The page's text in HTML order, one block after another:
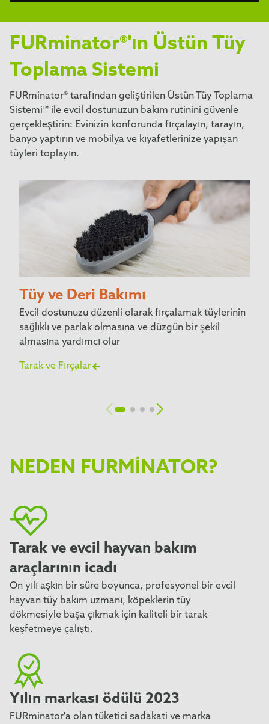
FURminator®'ın Üstün Tüy
Toplama Sistemi
FURminator® tarafından geliştirilen Üstün Tüy Toplama
Sistemi™ ile evcil dostunuzun bakım rutinini güvenle
gerçekleştirin: Evinizin konforunda fırçalayın, tarayın,
banyo yaptırın ve mobilya ve kıyafetlerinize yapışan
tüyleri toplayın.
Tüy ve Deri Bakımı
Evcil dostunuzu düzenli olarak fırçalamak tüylerinin
sağlıklı ve parlak olmasına ve düzgün bir şekil
almasına yardımcı olur
Tarak ve Fırçalar
NEDEN FURMINATOR?
Tarak ve evcil hayvan bakım
araçlarının icadı
On yılı aşkın bir süre boyunca, profesyonel bir evcil
hayvan tüy bakım uzmanı, köpeklerin tüy
dökmesiyle başa çıkmak için kaliteli bir tarak
keşfetmeye çalıştı.
Yılın markası ödülü 2023
FURminator'a olan tüketici sadakati ve marka